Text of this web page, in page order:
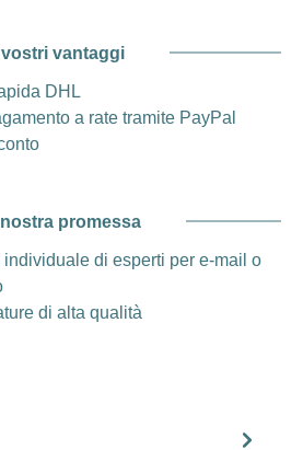
I vostri vantaggi
DHL
a rate tramite PayPal
nostra promessa
di esperti per e-mail o
di alta qualità